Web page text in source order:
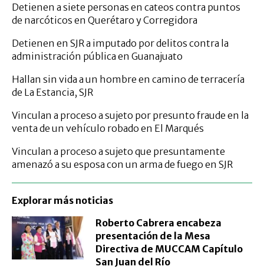
Detienen a siete personas en cateos contra puntos
de narcóticos en Querétaro y Corregidora
Detienen en SJR a imputado por delitos contra la
administración pública en Guanajuato
Hallan sin vida a un hombre en camino de terracería
de La Estancia, SJR
Vinculan a proceso a sujeto por presunto fraude en la
venta de un vehículo robado en El Marqués
Vinculan a proceso a sujeto que presuntamente
amenazó a su esposa con un arma de fuego en SJR
Explorar más noticias
Roberto Cabrera encabeza
presentación de la Mesa
Directiva de MUCCAM Capítulo
San Juan del Río